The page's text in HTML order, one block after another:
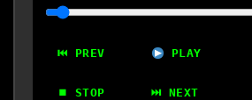
⏮ PREV PLAY
⏹ STOP ⏭ NEXT